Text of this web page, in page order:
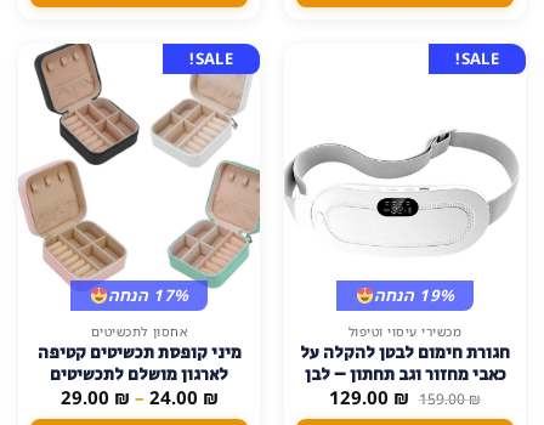
ניתן
את
האפשרויות
בעמוד
המוצר
SALE!
19% הנחה
מכשירי עיסוי וטיפול
חגורת חימום לבטן להקלה על
כאבי מחזור וגב תחתון – לבן
159.00₪ המחיר
המקורי
129.00 ₪ המחיר
הנוכחי
SALE!
17% הנחה
אחסון לתכשיטים
מיני קופסת תכשיטים קטיפה
לארגון מושלם לתכשיטים
24.00 ₪
–
29.00 ₪ טווח
זה
מספר